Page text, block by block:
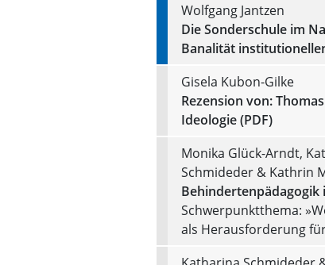
Wolfgang Jantzen
Die Sonderschule im
Banalität
Gisela Kubon-Gilke
Rezension von:
Ideologie (PDF)
Monika Glück-Arndt,
Schmideder & Kathrin
Behindertenpädagogik
Schwerpunktthema:
als Herausforderung